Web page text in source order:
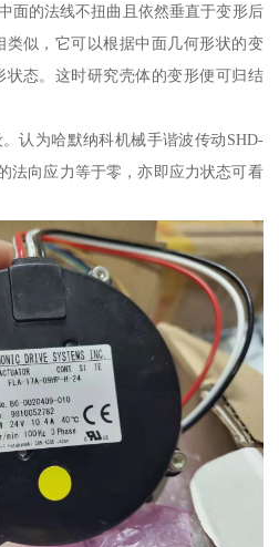
面的法线不扭曲且依然垂直于变形后
似，它可以根据中面几何形状的变
态。这时研究壳体的变形便可归结
认为哈默纳科机械手谐波传动SHD-
法向应力等于零，亦即应力状态可看